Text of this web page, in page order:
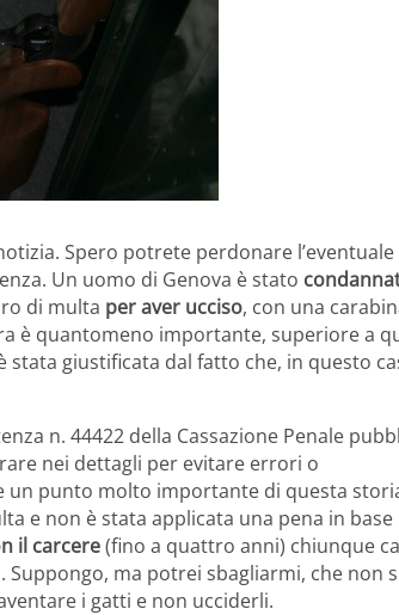
Spero potrete perdonare l’eventuale
Un uomo di Genova è stato
di multa per aver ucciso, con una
è quantomeno importante, superiore a
giustificata dal fatto che, in questo
n. 44422 della Cassazione Penale
nei dettagli per evitare errori o
punto molto importante di questa
e non è stata applicata una pena in base
il carcere(fino a quattro anni) chiunque
ma potrei sbagliarmi, che non
i gatti e non ucciderli.